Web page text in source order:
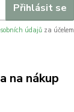
Přihlásit se
údajů za účelem
na nákup